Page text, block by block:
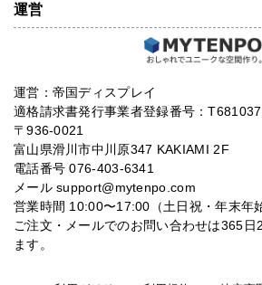
運営
運営：帝国ディスプレイ
適格請求書発行事業者登録番号：
〒936-0021
富山県滑川市中川原347 KAKIAMI 2F
電話番号 076-403-6341
メール support@mytenpo.com
営業時間 10:00〜17:00（土日祝・年末年
ご注文・メールでのお問い合わせは365日
ます。